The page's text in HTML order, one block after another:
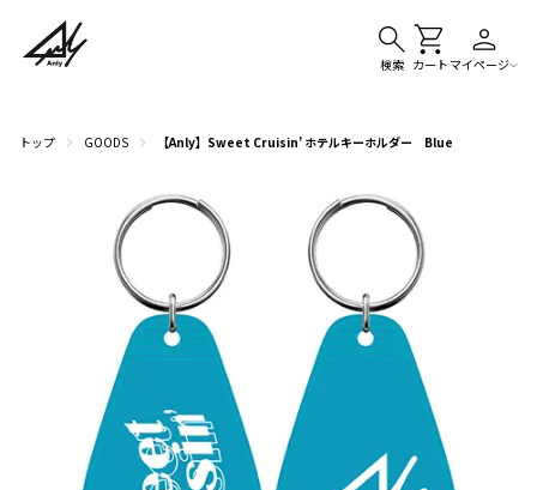
検索 カート マイページ
トップ GOODS 【Anly】Sweet Cruisin’ ホテルキーホルダー Blue